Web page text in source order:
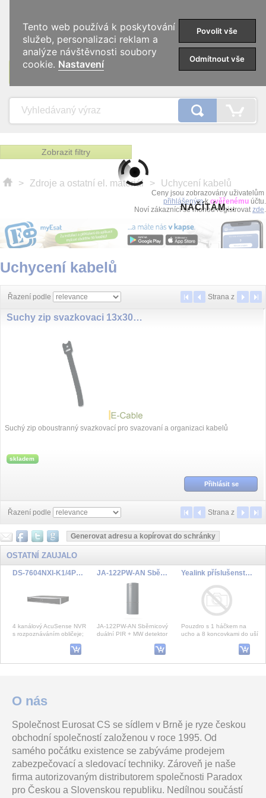
KATEGORIE
Zobrazit filtry
> Zdroje a ostatní el. materiál > Uchycení kabelů
Ceny jsou zobrazovány uživatelům
přihlášenýmk ověřenému účtu.
Noví zákaznící se mohou registrovatzde.
Uchycení kabelů
Řazení podle Strana z
NAČÍTÁM...
Suchy zip svazkovaci 13x300mm
Suchý zip oboustranný svazkovací pro svazovaní a organizaci kabelů
skladem
Přihlásit se
Řazení podle Strana z
OSTATNÍ ZAUJALO
DS-7604NXI-K1/4P(D)
4 kanálový AcuSense NVR
s rozpoznáváním obličeje;
JA-122PW-AN Sběrnicový duální PIR + MW detektor pohybu - antracitový
JA-122PW-AN Sběrnicový
duální PIR + MW detektor
Yealink příslušenství sada háček na ucho a koncovky do uší pro WH63/67
Pouzdro s 1 háčkem na
ucho a 8 koncovkami do uší
Displej pro jednotný systém
MTR; MeetingDisplay je
navržen speciálně pro
systém Yealink MTR a
Yealink WH66 DUAL je
špičková bezdrátová DECT
náhlavní souprava na obě
uši , která otevír
Digitální DVB-T modulátor
AV signálů v TV pásmu 474
je plně ko
HDS238-2LR LoRaWAN MQTT WiFI, SENZORA WiFi jednofázový elektroměr, 65A, LCD display SIP-404/5 Redwall-V PIR detektor 2WPGM 868MHz
O nás
Společnost Eurosat CS se sídlem v Brně je ryze českou
obchodní společností založenou v roce 1995. Od
samého počátku existence se zabýváme prodejem
zabezpečovací a sledovací techniky. Zároveň je naše
firma autorizovaným distributorem společnosti Paradox
pro Českou a Slovenskou republiku. Nedílnou součástí
Tento web používá k poskytování
služeb, personalizaci reklam a
analýze návštěvnosti soubory
cookie. Nastavení
Povolit vše
Odmítnout vše